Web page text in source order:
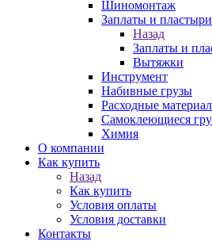
Шиномонтаж
Заплаты и пластыри
Назад
Заплаты и
Вытяжки
Инструмент
Набивные грузы
Расходные
Самоклеющиеся
Химия
О компании
Как купить
Назад
Как купить
Условия оплаты
Условия доставки
Контакты